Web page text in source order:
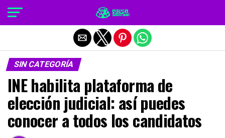
SIN CATEGORÍA
INE habilita plataforma de
elección judicial: así puedes
conocer a todos los candidatos
Salir de la versión móvil